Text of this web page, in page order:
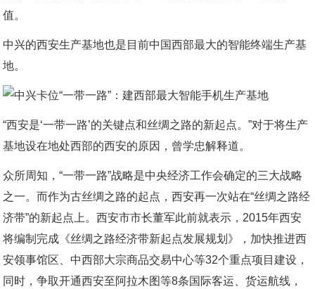
值。
中兴的西安生产基地也是目前中国西部最大的智能终端生产基
地。
“西安是‘一带一路’的关键点和丝绸之路的新起点。”对于将生产
基地设在地处西部的西安的原因，曾学忠解释道。
众所周知，“一带一路”战略是中央经济工作会确定的三大战略
之一。而作为古丝绸之路的起点，西安再一次站在“丝绸之路经
济带”的新起点上。西安市市长董军此前就表示，2015年西安
将编制完成《丝绸之路经济带新起点发展规划》，加快推进西
安领事馆区、中西部大宗商品交易中心等32个重点项目建设，
同时，争取开通西安至阿拉木图等8条国际客运、货运航线，